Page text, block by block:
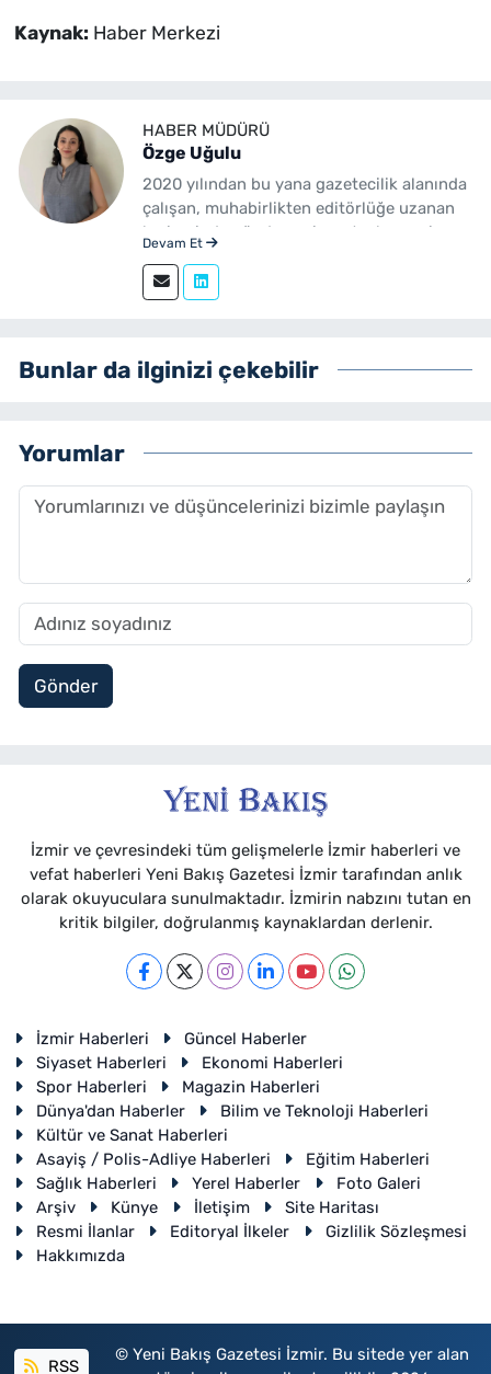
Kaynak: Haber Merkezi
HABER MÜDÜRÜ
Özge Uğulu
2020 yılından bu yana gazetecilik alanında
çalışan, muhabirlikten editörlüğe uzanan
kariyerinde gündem, siyaset, ekonomi,
olmak üzere birçok alanda içerik üreten bir
gazetecidir. Ege Üniversitesi İletişim
olarak çalışmalarını sürdürmektedir.
Devam Et
Bunlar da ilginizi çekebilir
Yorumlar
Gönder
İzmir ve çevresindeki tüm gelişmelerle İzmir haberleri ve
vefat haberleri Yeni Bakış Gazetesi İzmir tarafından anlık
olarak okuyuculara sunulmaktadır. İzmirin nabzını tutan en
kritik bilgiler, doğrulanmış kaynaklardan derlenir.
İzmir Haberleri
Güncel Haberler
Siyaset Haberleri
Ekonomi Haberleri
Spor Haberleri
Magazin Haberleri
Dünya'dan Haberler
Bilim ve Teknoloji Haberleri
Kültür ve Sanat Haberleri
Asayiş / Polis-Adliye Haberleri
Eğitim Haberleri
Sağlık Haberleri
Yerel Haberler
Foto Galeri
Arşiv
Künye İletişim
Site Haritası
Resmi İlanlar
Editoryal İlkeler
Gizlilik Sözleşmesi
Hakkımızda
RSS
© Yeni Bakış Gazetesi İzmir. Bu sitede yer alan